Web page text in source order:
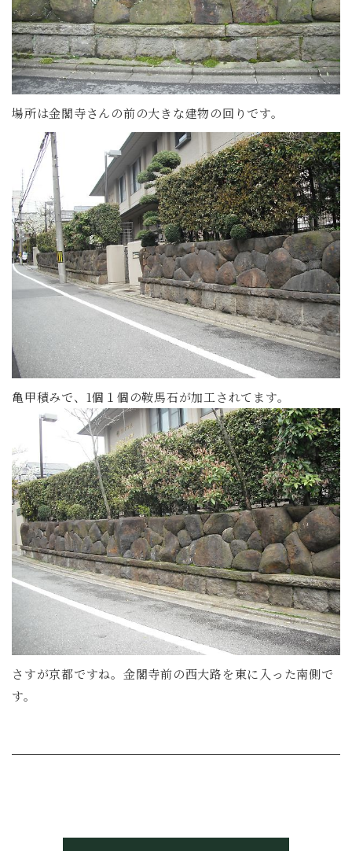
場所は金閣寺さんの前の大きな建物の回りです。
亀甲積みで、1個１個の鞍馬石が加工されてます。
さすが京都ですね。金閣寺前の西大路を東に入った南側で
す。